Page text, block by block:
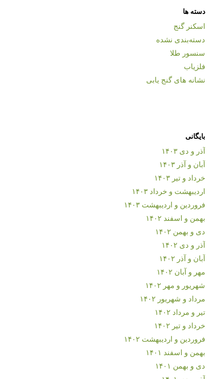
دسته ها
اسکنر گنج
دسته‌بندی نشده
سنسور طلا
فلزیاب
نشانه های گنج یابی
بایگانی
آذر و دی ۱۴۰۳
آبان و آذر ۱۴۰۳
خرداد و تیر ۱۴۰۳
اردیبهشت و خرداد ۱۴۰۳
فروردین و اردیبهشت ۱۴۰۳
بهمن و اسفند ۱۴۰۲
دی و بهمن ۱۴۰۲
آذر و دی ۱۴۰۲
آبان و آذر ۱۴۰۲
مهر و آبان ۱۴۰۲
شهریور و مهر ۱۴۰۲
مرداد و شهریور ۱۴۰۲
تیر و مرداد ۱۴۰۲
خرداد و تیر ۱۴۰۲
فروردین و اردیبهشت ۱۴۰۲
بهمن و اسفند ۱۴۰۱
دی و بهمن ۱۴۰۱